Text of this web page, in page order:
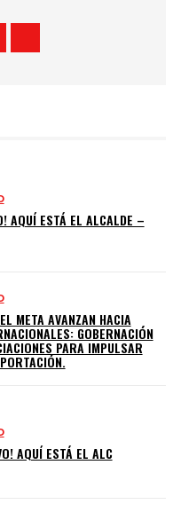
AQUÍ ESTÁ EL ALCALDE –
META AVANZAN HACIA
GOBERNACIÓN
PARA IMPULSAR
AQUÍ ESTÁ EL ALC